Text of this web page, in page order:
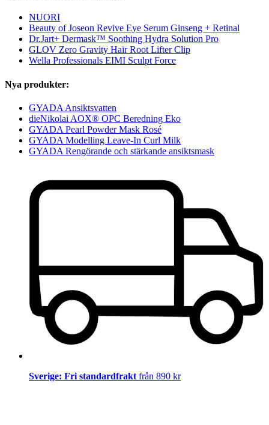
NUORI
Beauty of Joseon Revive Eye Serum Ginseng + Retinal
Dr.Jart+ Dermask™ Soothing Hydra Solution Pro
GLOV Zero Gravity Hair Root Lifter Clip
Wella Professionals EIMI Sculpt Force
Nya produkter:
GYADA Ansiktsvatten
dieNikolai AOX® OPC Beredning Eko
GYADA Pearl Powder Mask Rosé
GYADA Modelling Leave-In Curl Milk
GYADA Rengörande och stärkande ansiktsmask
Sverige: Fri standardfrakt från 890 kr